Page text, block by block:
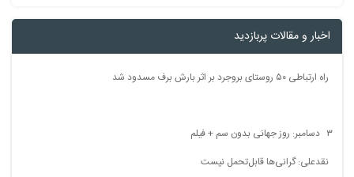
اخبار و مقالات پربازدید
راه ارتباطی ۵۰ روستای بروجرد بر اثر بارش برف مسدود شد
نقدعلی: گرانی‌ها قابل‌تحمل نیست